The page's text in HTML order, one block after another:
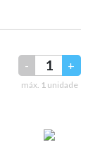
- +
máx. 1 unidade